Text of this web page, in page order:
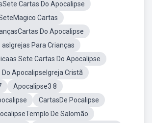
Cartas Do Apocalipse
Cartas
Do Apocalipse
Para Crianças
Sete Cartas Do Apocalipse
ApocalipseIgreja Cristã
Apocalipse3 8
CartasDe Pocalipse
De Salomão